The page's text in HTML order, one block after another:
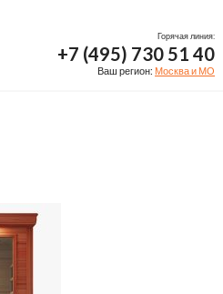
Горячая линия:
+7 (495) 730 51 40
Ваш регион: Москва и МО